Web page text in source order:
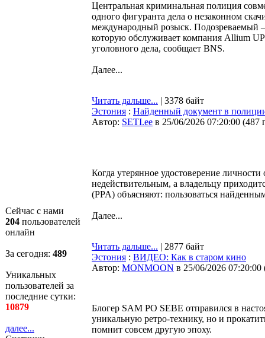
Сейчас с нами
204 пользователей
онлайн
За сегодня: 489
Уникальных
пользователей за
последние сутки:
10879
далее...
Центральная криминальная полиция
одного фигуранта дела о незаконном
международный розыск. Подозреваемый
которую обслуживает компания Allium
уголовного дела, сообщает BNS.
Далее...
Читать дальше... | 3378 байт
Эстония : Найденный документ в
Автор: SETI.ee в 25/06/2026 07:20:00 (487
Когда утерянное удостоверение
недействительным, а владельцу
(PPA) объясняют: пользоваться
Далее...
Читать дальше... | 2877 байт
Эстония : ВИДЕО: Как в старом кино
Автор: MONMOON в 25/06/2026 07:20:00
Блогер SAM PO SEBE отправился в
уникальную ретро-технику, но и
помнит совсем другую эпоху.